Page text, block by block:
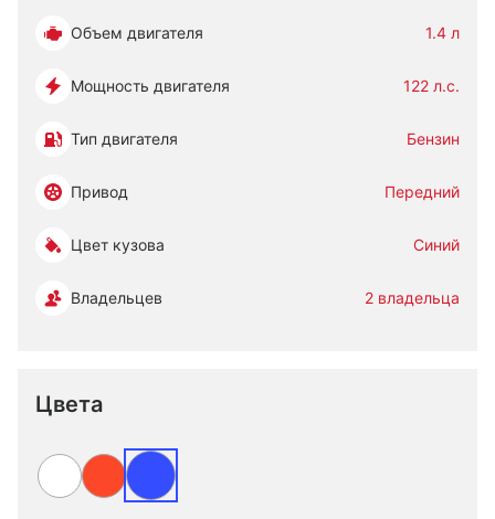
Объем двигателя 1.4 л
Мощность двигателя 122 л.с.
Тип двигателя Бензин
Привод Передний
Цвет кузова Синий
Владельцев 2 владельца
Цвета